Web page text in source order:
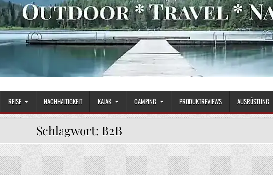
REISE NACHHALTIGKEIT KAJAK CAMPING PRODUKTREVIEWS AUSRÜSTUNG
Schlagwort: B2B